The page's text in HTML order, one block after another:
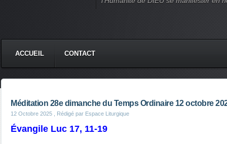
ACCUEIL CONTACT
Méditation 28e dimanche du Temps Ordinaire 12 octobre
12 Octobre 2025 , Rédigé par Espace Liturgique
Évangile Luc 17, 11-19